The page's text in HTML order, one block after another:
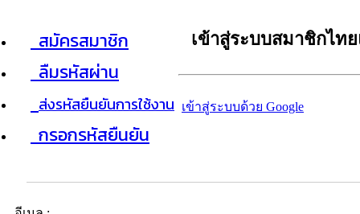
สมัครสมาชิก
ลืมรหัสผ่าน
ส่งรหัสยืนยันการใช้งาน
กรอกรหัสยืนยัน
เข้าสู่ระบบสมาชิกไท
เข้าสู่ระบบด้วย Google